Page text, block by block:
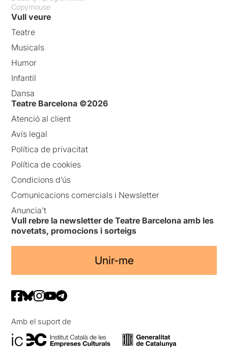
Copymouse
Vull veure
Teatre
Musicals
Humor
Infantil
Dansa
Teatre Barcelona ©2026
Atenció al client
Avís legal
Política de privacitat
Política de cookies
Condicions d’ús
Comunicacions comercials i Newsletter
Anuncia’t
Vull rebre la newsletter de Teatre Barcelona amb les
novetats, promocions i sorteigs
Unir-me
Amb el suport de